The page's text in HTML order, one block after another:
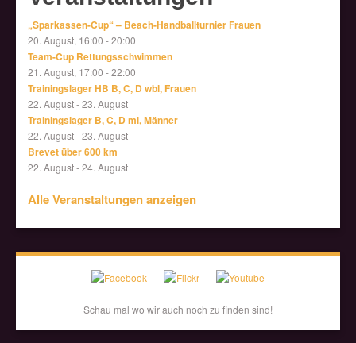
„Sparkassen-Cup“ – Beach-Handballturnier Frauen
20. August, 16:00 -20:00
Team-Cup Rettungsschwimmen
21. August, 17:00 -22:00
Trainingslager HB B, C, D wbl, Frauen
22. August-23. August
Trainingslager B, C, D ml, Männer
22. August-23. August
Brevet über 600 km
22. August-24. August
Alle Veranstaltungen anzeigen
Schau mal wo wir auch noch zu finden sind!